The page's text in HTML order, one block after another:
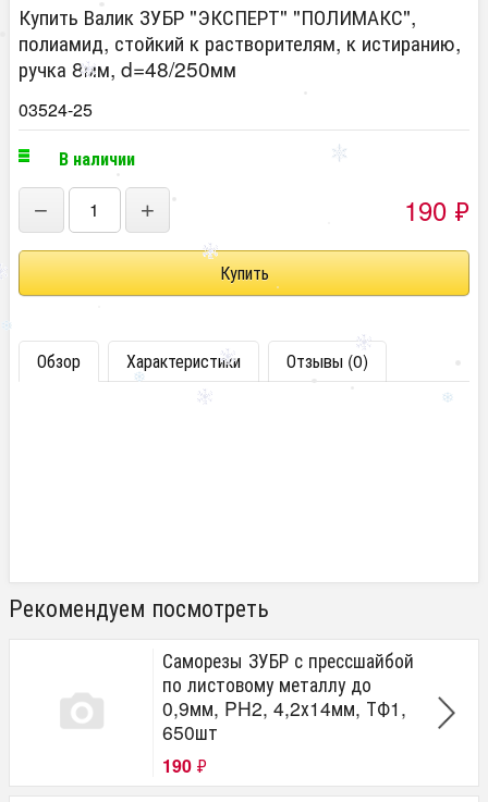
Купить Валик ЗУБР "ЭКСПЕРТ" "ПОЛИМАКС",
полиамид, стойкий к растворителям, к истиранию,
ручка 8мм, d=48/250мм
03524-25
В наличии
− + 190 ₽
Обзор Характеристики Отзывы (0)
Рекомендуем посмотреть
Саморезы ЗУБР с прессшайбой
по листовому металлу до
0,9мм, PH2, 4,2х14мм, ТФ1,
650шт
190 ₽